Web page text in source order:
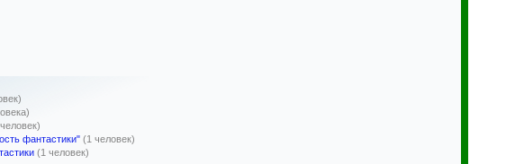
фантастики" (1 человек)
(1 человек)